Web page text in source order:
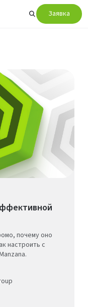
Заявка
почему оно
настроить с